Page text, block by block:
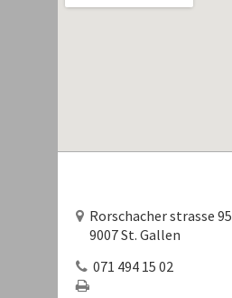
Rorschacher strasse 95
9007 St. Gallen
071 494 15 02